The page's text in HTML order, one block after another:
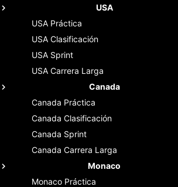
USA
USA Práctica
USA Clasificación
USA Sprint
USA Carrera Larga
Canada
Canada Práctica
Canada Clasificación
Canada Sprint
Canada Carrera Larga
Monaco
Monaco Práctica